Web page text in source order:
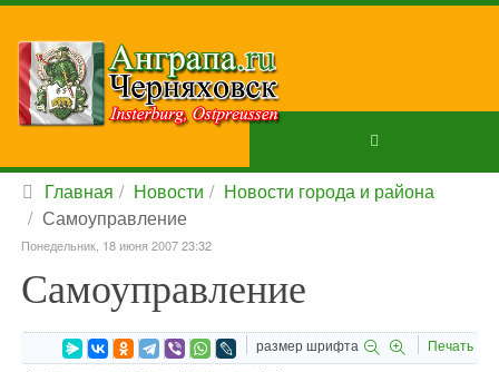
Главная Новости
Новости города и района
Самоуправление
Понедельник, 18 июня 2007 23:32
Самоуправление
размер шрифта Печать